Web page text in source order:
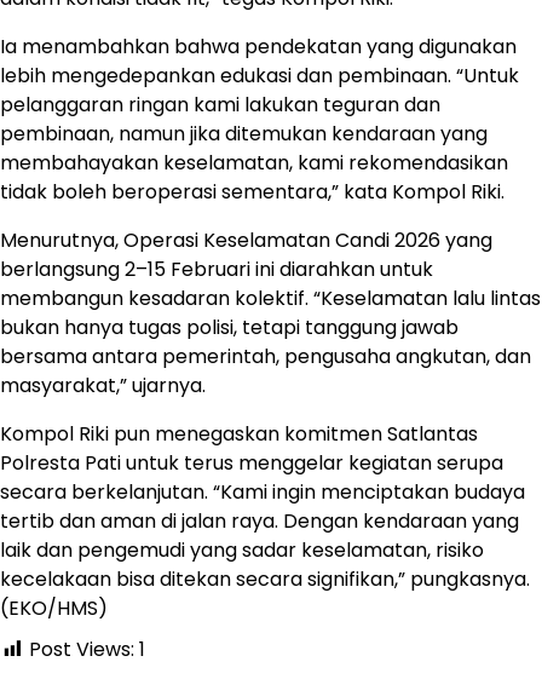
Ia menambahkan bahwa pendekatan yang digunakan
lebih mengedepankan edukasi dan pembinaan. “Untuk
pelanggaran ringan kami lakukan teguran dan
pembinaan, namun jika ditemukan kendaraan yang
membahayakan keselamatan, kami rekomendasikan
tidak boleh beroperasi sementara,” kata Kompol Riki.
Menurutnya, Operasi Keselamatan Candi 2026 yang
berlangsung 2–15 Februari ini diarahkan untuk
membangun kesadaran kolektif. “Keselamatan lalu lintas
bukan hanya tugas polisi, tetapi tanggung jawab
bersama antara pemerintah, pengusaha angkutan, dan
masyarakat,” ujarnya.
Kompol Riki pun menegaskan komitmen Satlantas
Polresta Pati untuk terus menggelar kegiatan serupa
secara berkelanjutan. “Kami ingin menciptakan budaya
tertib dan aman di jalan raya. Dengan kendaraan yang
laik dan pengemudi yang sadar keselamatan, risiko
kecelakaan bisa ditekan secara signifikan,” pungkasnya.
(EKO/HMS)
Post Views: 1